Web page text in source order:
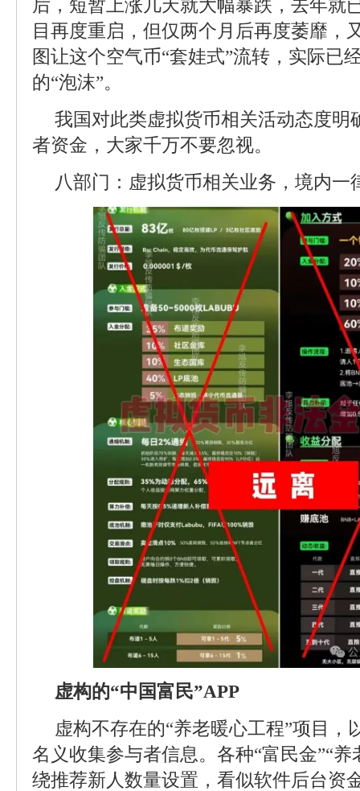
后，短暂上涨几天就大幅暴跌，去年就
目再度重启，但仅两个月后再度萎靡，
图让这个空气币“套娃式”流转，实际已
的“泡沫”。
我国对此类虚拟货币相关活动态度明
者资金，大家千万不要忽视。
八部门：虚拟货币相关业务，境内一
虚构的“中国富民”APP
虚构不存在的“养老暖心工程”项目，
名义收集参与者信息。各种“富民金”“养
绕推荐新人数量设置，看似软件后台资